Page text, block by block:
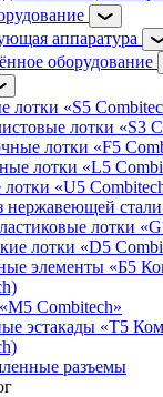
аппаратура
оборудование
лотки «S5
лотки «S3
лотки «F5
лотки «L5
«U5
нержавеющей
лотки
лотки «D5
элементы «Б5
Combitech»
эстакады «Т5
разъемы